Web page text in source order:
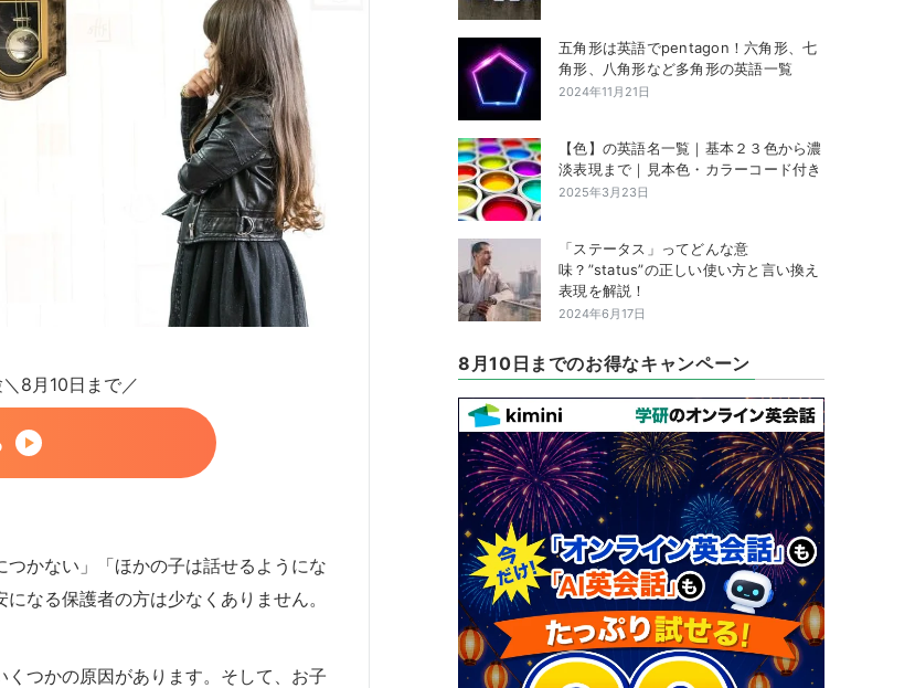
8月10日まで／
つかない」「ほかの子は話せるようにな
なる保護者の方は少なくありません。
つかの原因があります。そして、お子
五角形は英語でpentagon！六角形、七
角形、八角形など多角形の英語一覧
2024年11月21日
【色】の英語名一覧｜基本２３色から濃
淡表現まで｜見本色・カラーコード付き
2025年3月23日
「ステータス」ってどんな意
味？”status”の正しい使い方と言い換え
表現を解説！
2024年6月17日
8月10日までのお得なキャンペーン